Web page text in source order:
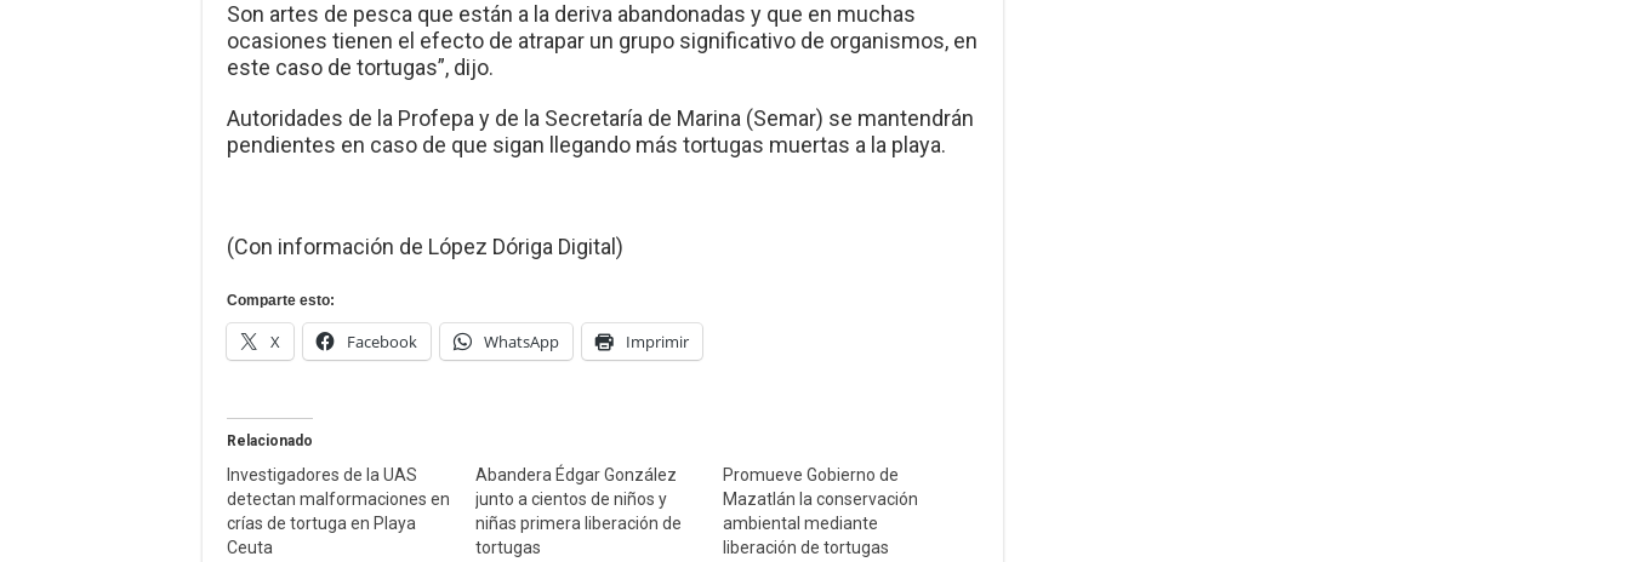
Son artes de pesca que están a la deriva abandonadas y que en muchas
ocasiones tienen el efecto de atrapar un grupo significativo de organismos, en
este caso de tortugas”, dijo.
Autoridades de la Profepa y de la Secretaría de Marina (Semar) se mantendrán
pendientes en caso de que sigan llegando más tortugas muertas a la playa.
(Con información de López Dóriga Digital)
Comparte esto:
X Facebook WhatsApp Imprimir
Relacionado
Investigadores de la UAS
detectan malformaciones en
crías de tortuga en Playa
Ceuta
Abandera Édgar González
junto a cientos de niños y
niñas primera liberación de
tortugas
Promueve Gobierno de
Mazatlán la conservación
ambiental mediante
liberación de tortugas